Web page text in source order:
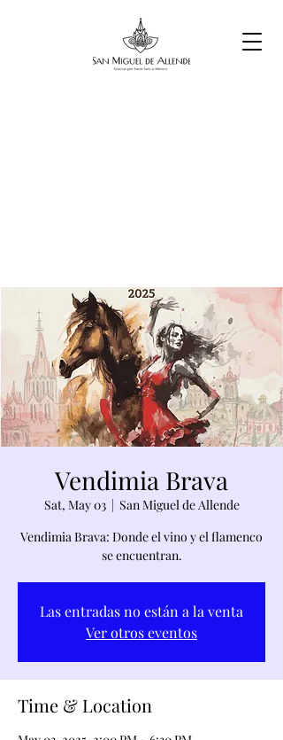
Vendimia Brava
Sat, May 03
  |
San Miguel de Allende
Vendimia Brava: Donde el vino y el flamenco
se encuentran.
Las entradas no están a la venta
Ver otros eventos
Time & Location